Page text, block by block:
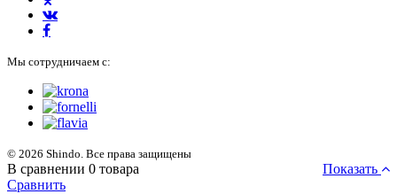
Мы сотрудничаем с:
© 2026 Shindo. Все права защищены
В сравнении 0 товара
Показать
Сравнить